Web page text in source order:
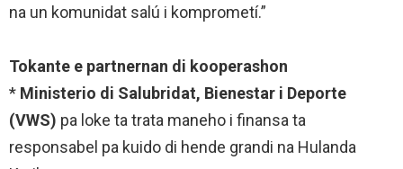
na un komunidat salú i komprometí.”
Tokante e partnernan di kooperashon
* Ministerio di Salubridat, Bienestar i Deporte
(VWS) pa loke ta trata maneho i finansa ta
responsabel pa kuido di hende grandi na Hulanda